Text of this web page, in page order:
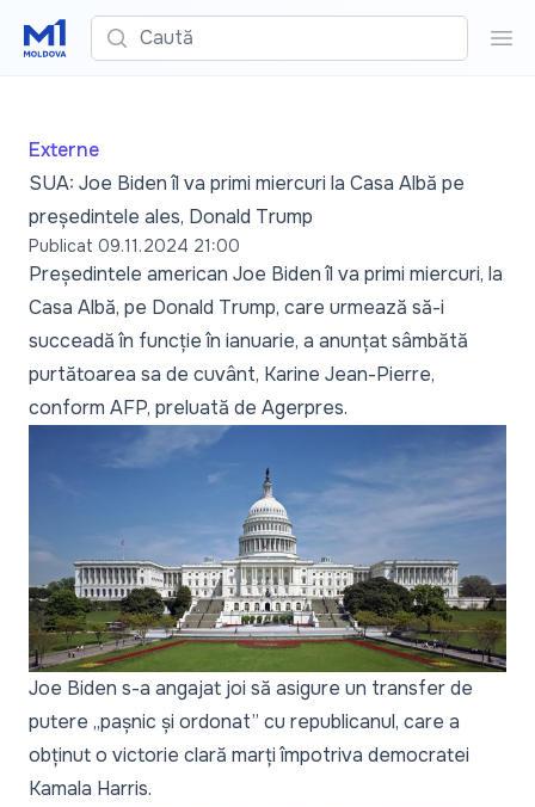
Caută
Externe
SUA: Joe Biden îl va primi miercuri la Casa Albă pe
președintele ales, Donald Trump
Publicat 09.11.2024 21:00
Președintele american Joe Biden îl va primi miercuri, la
Casa Albă, pe Donald Trump, care urmează să-i
succeadă în funcție în ianuarie, a anunțat sâmbătă
purtătoarea sa de cuvânt, Karine Jean-Pierre,
conform AFP, preluată de Agerpres.
Joe Biden s-a angajat joi să asigure un transfer de
putere „pașnic și ordonat” cu republicanul, care a
obținut o victorie clară marți împotriva democratei
Kamala Harris.